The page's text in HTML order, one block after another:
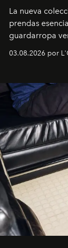
La nueva
prendas
guardarropa
la asesora
y la filosofía
03.08.2026 por